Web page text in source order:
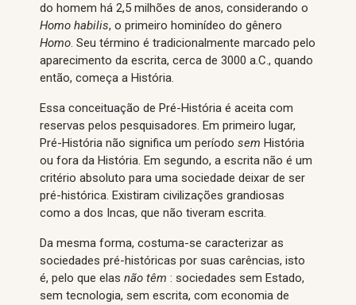
do homem há 2,5 milhões de anos, considerando o
Homo habilis, o primeiro hominídeo do gênero
Homo. Seu término é tradicionalmente marcado pelo
aparecimento da escrita, cerca de 3000 a.C., quando
então, começa a História.
Essa conceituação de Pré-História é aceita com
reservas pelos pesquisadores. Em primeiro lugar,
Pré-História não significa um período sem História
ou fora da História. Em segundo, a escrita não é um
critério absoluto para uma sociedade deixar de ser
pré-histórica. Existiram civilizações grandiosas
como a dos Incas, que não tiveram escrita.
Da mesma forma, costuma-se caracterizar as
sociedades pré-históricas por suas carências, isto
é, pelo que elas não têm : sociedades sem Estado,
sem tecnologia, sem escrita, com economia de